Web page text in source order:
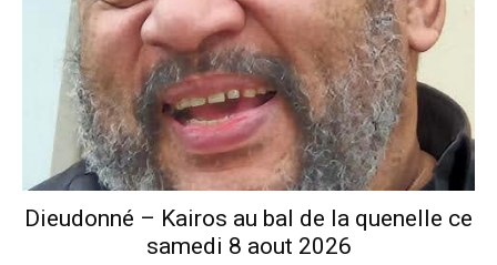
Dieudonné – Kairos au bal de la quenelle ce
samedi 8 aout 2026